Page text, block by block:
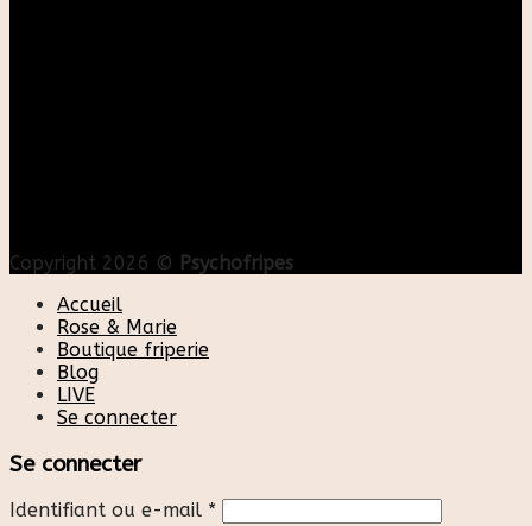
Copyright 2026 © Psychofripes
Accueil
Rose & Marie
Boutique friperie
Blog
LIVE
Se connecter
Se connecter
Identifiant ou e-mail *